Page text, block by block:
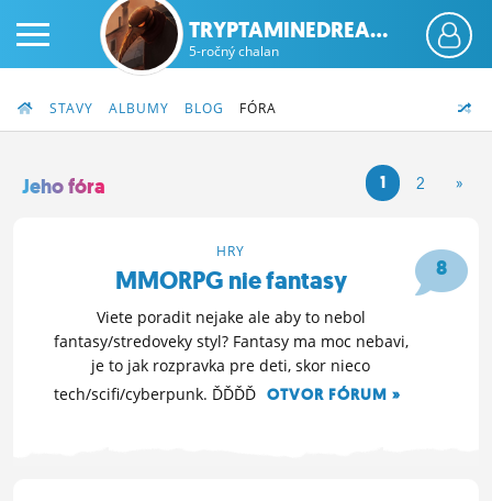
ČINŽIAK
FÓRUM
STATUSY
TRYPTAMINEDREA...
5-ročný chalan
STAVY ALBUMY BLOG FÓRA
Jeho fóra 1 2 »
8
HRY
MMORPG nie fantasy
Viete poradit nejake ale aby to nebol
fantasy/stredoveky styl? Fantasy ma moc nebavi,
je to jak rozpravka pre deti, skor nieco
tech/scifi/cyberpunk. ĎĎĎĎ OTVOR FÓRUM »